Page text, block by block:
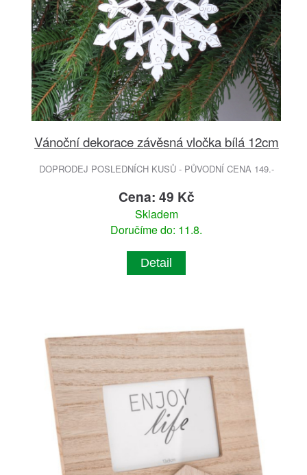
Vánoční dekorace závěsná vločka bílá 12cm
DOPRODEJ POSLEDNÍCH KUSŮ - PŮVODNÍ CENA 149.-
Cena: 49 Kč
Skladem
Doručíme do: 11.8.
Detail